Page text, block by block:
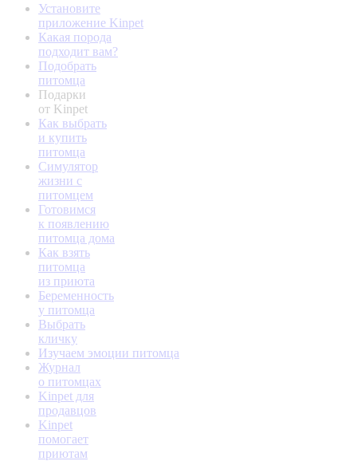
Установите
приложение Kinpet
Какая порода
подходит вам?
Подобрать
питомца
Подарки
от Kinpet
Как выбрать
и купить
питомца
Симулятор
жизни с
питомцем
Готовимся
к появлению
питомца дома
Как взять
питомца
из приюта
Беременность
у питомца
Выбрать
кличку
Изучаем эмоции питомца
Журнал
о питомцах
Kinpet для
продавцов
Kinpet
помогает
приютам